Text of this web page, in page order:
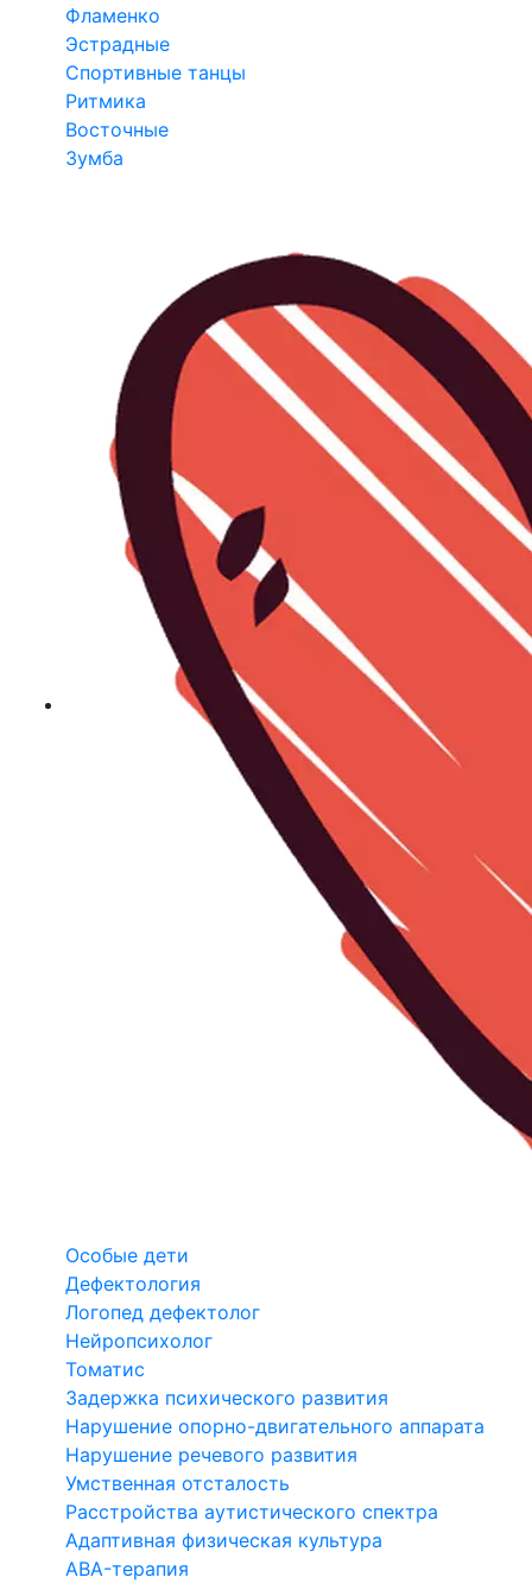
Фламенко
Эстрадные
Спортивные танцы
Ритмика
Восточные
Зумба
Особые дети
Дефектология
Логопед дефектолог
Нейропсихолог
Томатис
Задержка психического развития
Нарушение опорно-двигательного аппарата
Нарушение речевого развития
Умственная отсталость
Расстройства аутистического спектра
Адаптивная физическая культура
ABA-терапия